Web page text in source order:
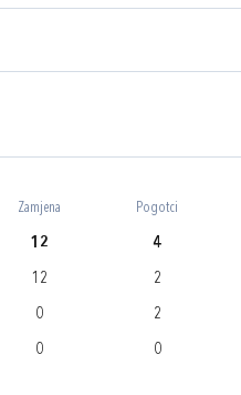
Zamjena Pogotci
12 4
12 2
0 2
0 0